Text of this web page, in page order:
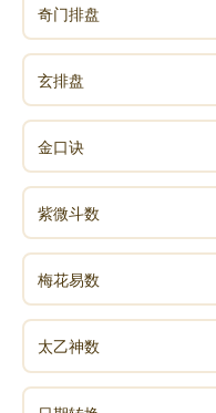
奇门排盘
玄排盘
金口诀
紫微斗数
梅花易数
太乙神数